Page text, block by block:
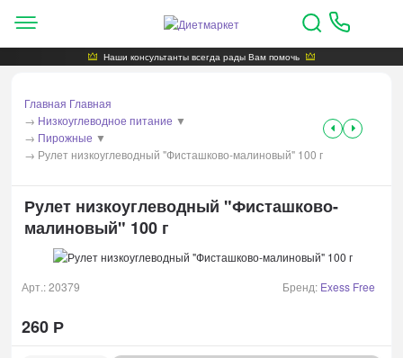
Наши консультанты всегда рады Вам помочь
Главная Главная
→ Низкоуглеводное питание ▼
→ Пирожные ▼
→ Рулет низкоуглеводный "Фисташково-малиновый" 100 г
Рулет низкоуглеводный "Фисташково-
малиновый" 100 г
Арт.:20379 Бренд: Exess Free
260 Р